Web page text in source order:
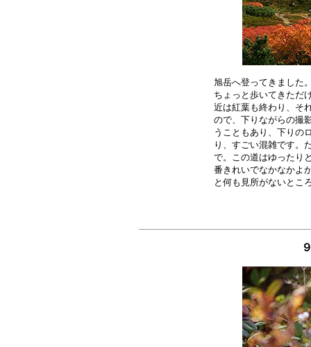
旭岳へ登ってきました
ちょっと歩いてきただ
近は紅葉も終わり、そ
ので、下りながらの撮
うこともあり、下りの
り、すごい混雑です。
で。この道はゆったり
番きれいでなかなかよ